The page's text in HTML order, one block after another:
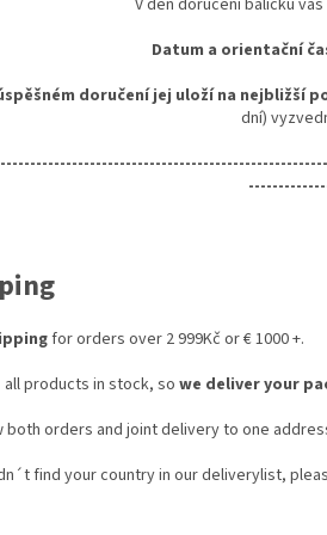
V den doručení balíčku
Datum a orientační
doručení jej uloží na nejbližší
dní)
for orders over 2 999Kč or € 1000 +.
all products in stock, so we deliver your
both orders and joint delivery to one
find your country in our deliverylist,